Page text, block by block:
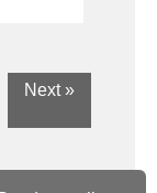
Next »